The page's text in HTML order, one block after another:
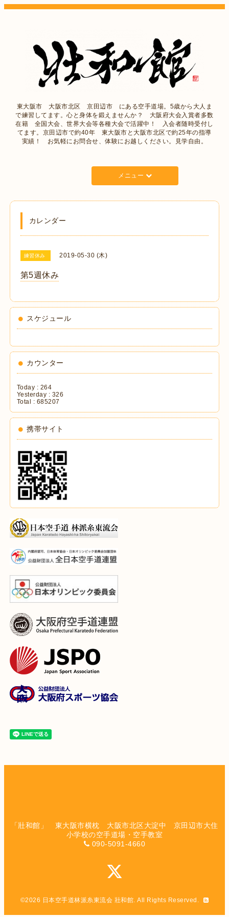
東大阪市 大阪市北区 京田辺市 にある空手道場。5歳から大人ま
で練習してます。心と身体を鍛えませんか？ 大阪府大会入賞者多数
在籍 全国大会、世界大会等各種大会で活躍中！ 入会者随時受付し
てます。京田辺市で約40年 東大阪市と大阪市北区で約25年の指導
実績！ お気軽にお問合せ、体験にお越しください。見学自由。
メニュー
カレンダー
練習休み 2019-05-30 (木)
第5週休み
スケジュール
カウンター
Today : 264
Yesterday : 326
Total : 685207
携帯サイト
「壯和館」 東大阪市横枕 大阪市北区大淀中 京田辺市大住
小学校の空手道場・空手教室
090-5091-4660
©2026 日本空手道林派糸東流会 壯和館. All Rights Reserved.